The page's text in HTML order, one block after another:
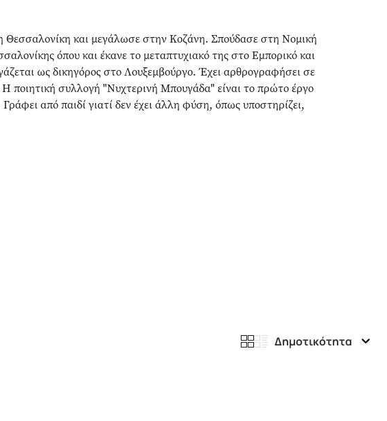
και μεγάλωσε στην Κοζάνη. Σπούδασε στη Νομική
όπου και έκανε το μεταπτυχιακό της στο Εμπορικό και
ως δικηγόρος στο Λουξεμβούργο. Έχει αρθρογραφήσει σε
ποιητική συλλογή "Νυχτερινή Μπουγάδα" είναι το πρώτο έργο
από παιδί γιατί δεν έχει άλλη φύση, όπως υποστηρίζει,
Δημοτικότητα